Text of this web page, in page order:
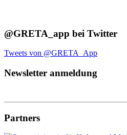
@GRETA_app bei Twitter
Tweets von @GRETA_App
Newsletter anmeldung
Partners